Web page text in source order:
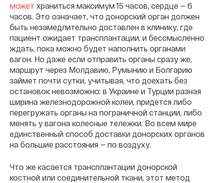
может храниться максимум 15 часов, сердце — 6
часов. Это означает, что донорский орган должен
быть незамедлительно доставлен в клинику, где
пациент ожидает трансплантации, и бессмысленно
ждать, пока можно будет наполнить органами
вагон. Но даже если отправить органы сразу же,
маршрут через Молдавию, Румынию и Болгарию
займет почти сутки, учитывая, что доехать без
остановок невозможно: в Украине и Турции разная
ширина железнодорожной колеи, придется либо
перегружать органы на пограничной станции, либо
менять у вагона колесные тележки. Во всем мире
единственный способ доставки донорских органов
на большие расстояния — по воздуху.
Что же касается трансплантации донорской
костной или соединительной ткани, этот метод